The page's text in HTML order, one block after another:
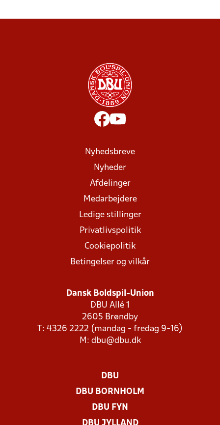
Nyhedsbreve
Nyheder
Afdelinger
Medarbejdere
Ledige stillinger
Privatlivspolitik
Cookiepolitik
Betingelser og vilkår
Dansk Boldspil-Union
DBU Allé 1
2605 Brøndby
T: 4326 2222 (mandag - fredag 9-16)
M: dbu@dbu.dk
DBU
DBU BORNHOLM
DBU FYN